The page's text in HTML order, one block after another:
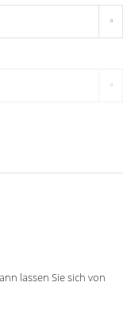
lassen Sie sich von